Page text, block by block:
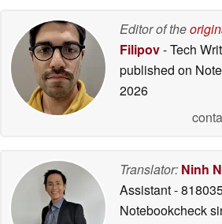
Editor of the
Filipov- Tech
published on
2026
Translator: Ninh
Assistant-
Notebookcheck